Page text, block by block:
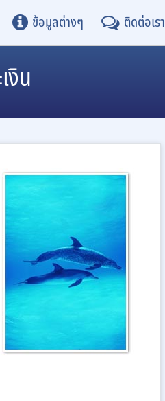
ข้อมูลต่างๆ ติดต่อเรา
งิน